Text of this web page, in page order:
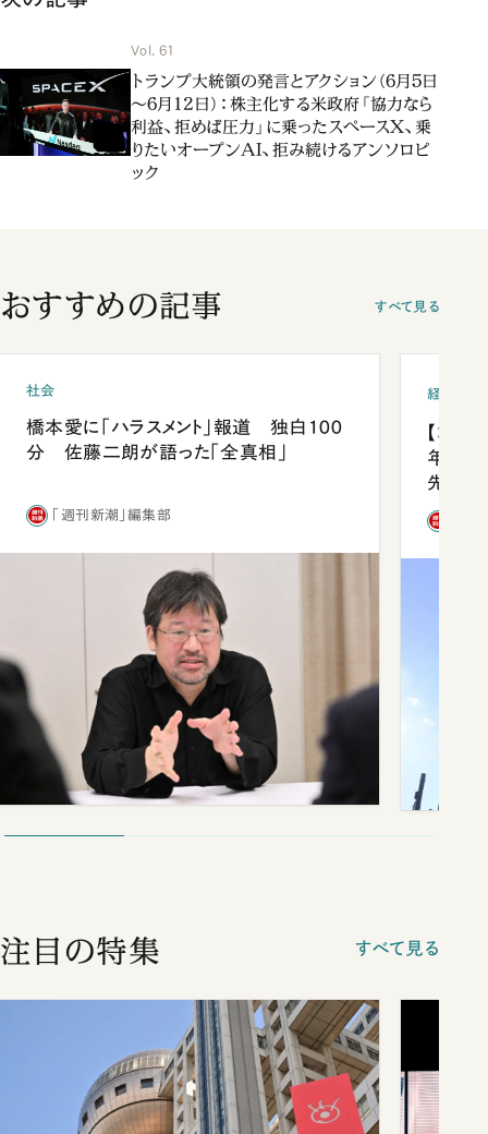
Vol. 61
トランプ大統領の発言とアクション（6月5日
～6月12日）：株主化する米政府「協力なら
利益、拒めば圧力」に乗ったスペースX、乗
りたいオープンAI、拒み続けるアンソロピ
ック
おすすめの記事 すべて見る
社会
橋本愛に「ハラスメント」報道 独白100
分 佐藤二朗が語った「全真相」
「週刊新潮」編集部
経済・ビ
【コン
年会は
先1位
注目の特集 すべて見る